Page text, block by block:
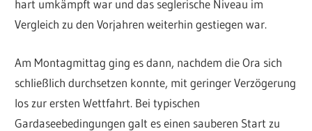
hart umkämpft war und das seglerische Niveau im
Vergleich zu den Vorjahren weiterhin gestiegen war.
Am Montagmittag ging es dann, nachdem die Ora sich
schließlich durchsetzen konnte, mit geringer Verzögerung
los zur ersten Wettfahrt. Bei typischen
Gardaseebedingungen galt es einen sauberen Start zu